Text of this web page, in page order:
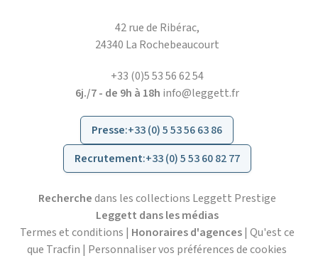
42 rue de Ribérac,
24340 La Rochebeaucourt
+33 (0)5 53 56 62 54
6j./7 - de 9h à 18h info@leggett.fr
Presse:+33 (0) 5 53 56 63 86
Recrutement:+33 (0) 5 53 60 82 77
Recherchedans les collections Leggett Prestige
Leggett dans les médias
Termes et conditions | Honoraires d'agences| Qu'est ce
que Tracfin | Personnaliser vos préférences de cookies